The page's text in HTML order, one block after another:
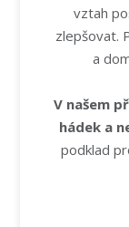
vztah
zlepšovat.
a
V našem
hádek a
podklad